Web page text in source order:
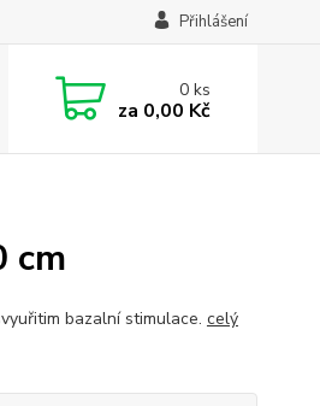
Přihlášení
0ks
za 0,00 Kč
cm
bazalní stimulace. celý